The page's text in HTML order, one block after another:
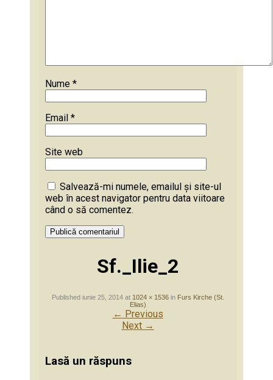
Nume *
Email *
Site web
Salvează-mi numele, emailul și site-ul
web în acest navigator pentru data viitoare
când o să comentez.
Sf._Ilie_2
Published iunie 25, 2014at 1024 × 1536in Furs Kirche (St.
Elias)
← Previous
Next →
Lasă un răspuns